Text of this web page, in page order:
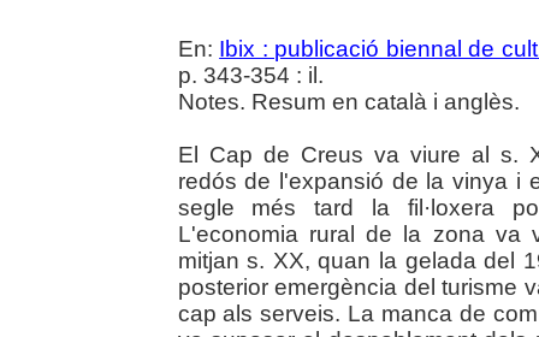
En: Ibix : publicació biennal de
p. 343-354 : il.
Notes. Resum en català i anglès.
El Cap de Creus va viure al s.
redós de l'expansió de la vinya i
segle més tard la fil·loxera
L'economia rural de la zona va
mitjan s. XX, quan la gelada del
posterior emergència del turisme
cap als serveis. La manca de